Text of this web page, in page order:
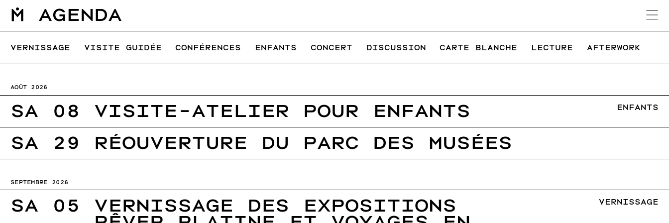
М Agenda
VERNISSAGE VISITE GUIDÉE CONFÉRENCES ENFANTS CONCERT DISCUSSION CARTE BLANCHE LECTURE AFTERWORK
AOÛT 2026
SA 08 VISITE-ATELIER POUR ENFANTS ENFANTS
SA 29 RÉOUVERTURE DU PARC DES MUSÉES
SEPTEMBRE 2026
SA 05 VERNISSAGE DES EXPOSITIONS VERNISSAGE